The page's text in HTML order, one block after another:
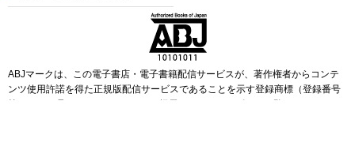
ABJマークは、この電子書店・電子書籍配信サービスが、著作権者からコンテ
ンツ使用許諾を得た正規版配信サービスであることを示す登録商標（登録番号
第6091713号）です。ABJマークを掲示しているサービスの一覧は